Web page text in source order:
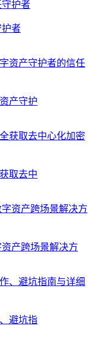
者
产守护
取去中
产跨场景解决方
避坑指